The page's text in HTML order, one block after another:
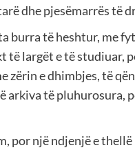
dhe pjesëmarrës të
burra të heshtur, me
të largët e të studiuar,
zërin e dhimbjes, të
arkiva të pluhurosura,
por një ndjenjë e